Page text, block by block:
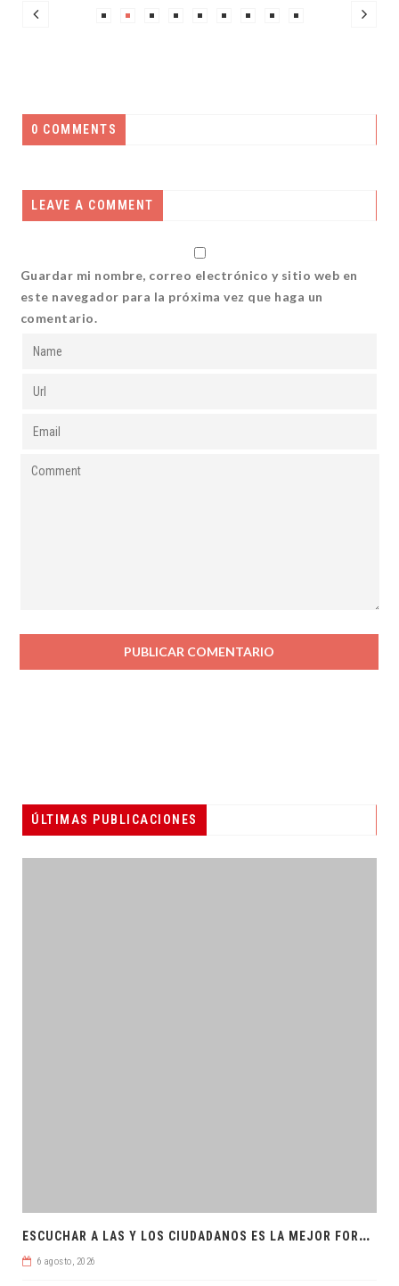
0 COMMENTS
LEAVE A COMMENT
Guardar mi nombre, correo electrónico y sitio web en
este navegador para la próxima vez que haga un
comentario.
ÚLTIMAS PUBLICACIONES
E
SCUCHAR A LAS Y LOS CIUDADANOS ES LA MEJOR FORMA DE GOBERNAR
6 agosto, 2026